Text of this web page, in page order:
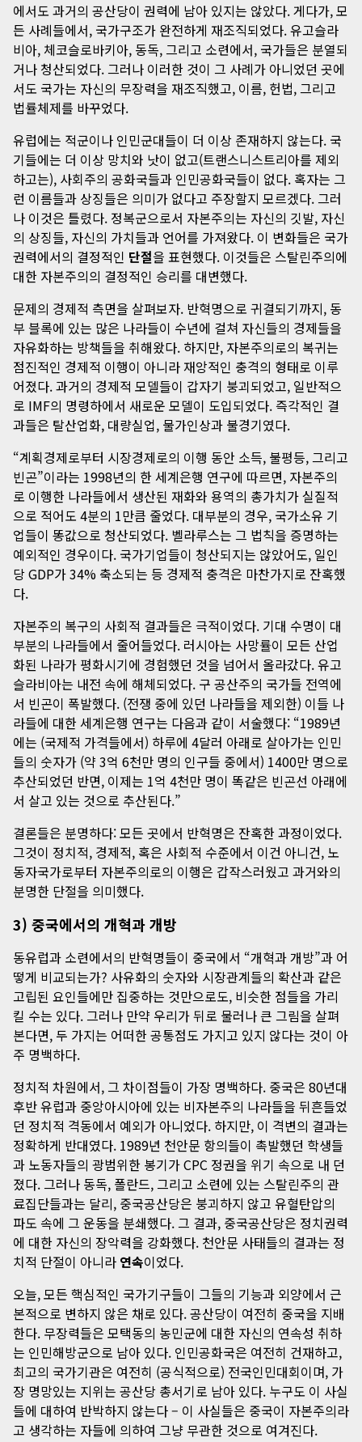
에서도 과거의 공산당이 권력에 남아 있지는 않았다. 게다가, 모
든 사례들에서, 국가구조가 완전하게 재조직되었다. 유고슬라
비아, 체코슬로바키아, 동독, 그리고 소련에서, 국가들은 분열되
거나 청산되었다. 그러나 이러한 것이 그 사례가 아니었던 곳에
서도 국가는 자신의 무장력을 재조직했고, 이름, 헌법, 그리고
법률체제를 바꾸었다.
유럽에는 적군이나 인민군대들이 더 이상 존재하지 않는다. 국
기들에는 더 이상 망치와 낫이 없고(트랜스니스트리아를 제외
하고는), 사회주의 공화국들과 인민공화국들이 없다. 혹자는 그
런 이름들과 상징들은 의미가 없다고 주장할지 모르겠다. 그러
나 이것은 틀렸다. 정복군으로서 자본주의는 자신의 깃발, 자신
의 상징들, 자신의 가치들과 언어를 가져왔다. 이 변화들은 국가
권력에서의 결정적인 단절을 표현했다. 이것들은 스탈린주의에
대한 자본주의의 결정적인 승리를 대변했다.
문제의 경제적 측면을 살펴보자. 반혁명으로 귀결되기까지, 동
부 블록에 있는 많은 나라들이 수년에 걸쳐 자신들의 경제들을
자유화하는 방책들을 취해왔다. 하지만, 자본주의로의 복귀는
점진적인 경제적 이행이 아니라 재앙적인 충격의 형태로 이루
어졌다. 과거의 경제적 모델들이 갑자기 붕괴되었고, 일반적으
로 IMF의 명령하에서 새로운 모델이 도입되었다. 즉각적인 결
과들은 탈산업화, 대량실업, 물가인상과 불경기였다.
“계획경제로부터 시장경제로의 이행 동안 소득, 불평등, 그리고
빈곤”이라는 1998년의 한 세계은행 연구에 따르면, 자본주의
로 이행한 나라들에서 생산된 재화와 용역의 총가치가 실질적
으로 적어도 4분의 1만큼 줄었다. 대부분의 경우, 국가소유 기
업들이 똥값으로 청산되었다. 벨라루스는 그 법칙을 증명하는
예외적인 경우이다. 국가기업들이 청산되지는 않았어도, 일인
당 GDP가 34% 축소되는 등 경제적 충격은 마찬가지로 잔혹했
다.
자본주의 복구의 사회적 결과들은 극적이었다. 기대 수명이 대
부분의 나라들에서 줄어들었다. 러시아는 사망률이 모든 산업
화된 나라가 평화시기에 경험했던 것을 넘어서 올라갔다. 유고
슬라비아는 내전 속에 해체되었다. 구 공산주의 국가들 전역에
서 빈곤이 폭발했다. (전쟁 중에 있던 나라들을 제외한) 이들 나
라들에 대한 세계은행 연구는 다음과 같이 서술했다: “1989년
에는 (국제적 가격들에서) 하루에 4달러 아래로 살아가는 인민
들의 숫자가 (약 3억 6천만 명의 인구들 중에서) 1400만 명으로
추산되었던 반면, 이제는 1억 4천만 명이 똑같은 빈곤선 아래에
서 살고 있는 것으로 추산된다.”
결론들은 분명하다: 모든 곳에서 반혁명은 잔혹한 과정이었다.
그것이 정치적, 경제적, 혹은 사회적 수준에서 이건 아니건, 노
동자국가로부터 자본주의로의 이행은 갑작스러웠고 과거와의
분명한 단절을 의미했다.
3) 중국에서의 개혁과 개방
동유럽과 소련에서의 반혁명들이 중국에서 “개혁과 개방”과 어
떻게 비교되는가? 사유화의 숫자와 시장관계들의 확산과 같은
고립된 요인들에만 집중하는 것만으로도, 비슷한 점들을 가리
킬 수는 있다. 그러나 만약 우리가 뒤로 물러나 큰 그림을 살펴
본다면, 두 가지는 어떠한 공통점도 가지고 있지 않다는 것이 아
주 명백하다.
정치적 차원에서, 그 차이점들이 가장 명백하다. 중국은 80년대
후반 유럽과 중앙아시아에 있는 비자본주의 나라들을 뒤흔들었
던 정치적 격동에서 예외가 아니었다. 하지만, 이 격변의 결과는
정확하게 반대였다. 1989년 천안문 항의들이 촉발했던 학생들
과 노동자들의 광범위한 봉기가 CPC 정권을 위기 속으로 내 던
졌다. 그러나 동독, 폴란드, 그리고 소련에 있는 스탈린주의 관
료집단들과는 달리, 중국공산당은 붕괴하지 않고 유혈탄압의
파도 속에 그 운동을 분쇄했다. 그 결과, 중국공산당은 정치권력
에 대한 자신의 장악력을 강화했다. 천안문 사태들의 결과는 정
치적 단절이 아니라 연속이었다.
오늘, 모든 핵심적인 국가기구들이 그들의 기능과 외양에서 근
본적으로 변하지 않은 채로 있다. 공산당이 여전히 중국을 지배
한다. 무장력들은 모택동의 농민군에 대한 자신의 연속성 취하
는 인민해방군으로 남아 있다. 인민공화국은 여전히 건재하고,
최고의 국가기관은 여전히 (공식적으로) 전국인민대회이며, 가
장 명망있는 지위는 공산당 총서기로 남아 있다. 누구도 이 사실
들에 대하여 반박하지 않는다 – 이 사실들은 중국이 자본주의라
고 생각하는 자들에 의하여 그냥 무관한 것으로 여겨진다.